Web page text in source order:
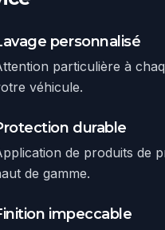
personnalisé
particulière à
véhicule.
durable
de produits de
de gamme.
impeccable